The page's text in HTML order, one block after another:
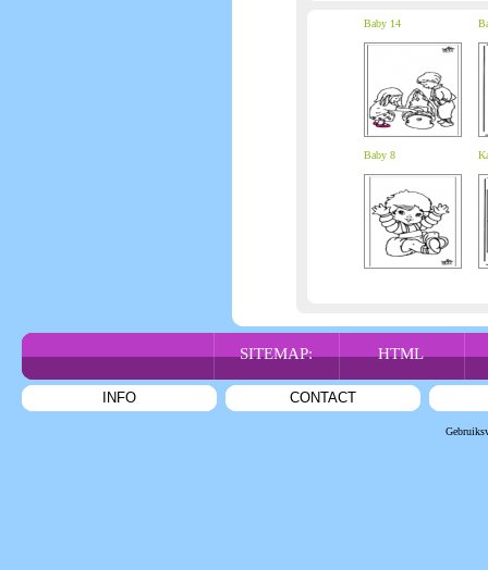
Baby 14
Baby 8
SITEMAP: HTML
INFO CONTACT